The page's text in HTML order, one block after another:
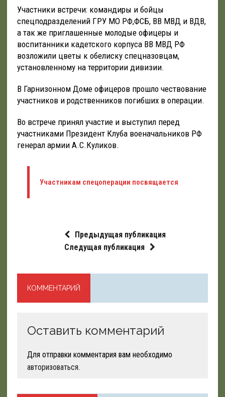
Участники встречи: командиры и бойцы
спецподразделений ГРУ МО РФ,ФСБ, ВВ МВД и ВДВ,
а так же приглашенные молодые офицеры и
воспитанники кадетского корпуса ВВ МВД РФ
возложили цветы к обелиску спецназовцам,
установленному на территории дивизии.
В Гарнизонном Доме офицеров прошло чествование
участников и родственников погибших в операции.
Во встрече принял участие и выступил перед
участниками Президент Клуба военачальников РФ
генерал армии А.С.Куликов.
Участникам спецоперации посвящается
Предыдущая публикация
Следущая публикация
КОММЕНТАРИЙ
Оставить комментарий
Для отправки комментария вам необходимо
авторизоваться.